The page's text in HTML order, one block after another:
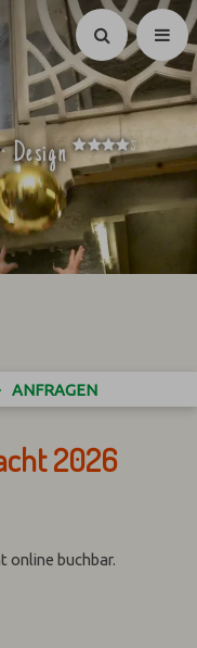
Suchen
Design ****
S
ANFRAGEN
2026
online buchbar.